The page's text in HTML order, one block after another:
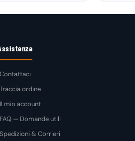
Contattaci
Traccia ordine
Il mio account
FAQ — Domande utili
Spedizioni & Corrieri